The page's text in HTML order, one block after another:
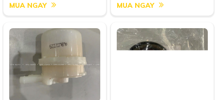
MUA NGAY
MUA NGAY